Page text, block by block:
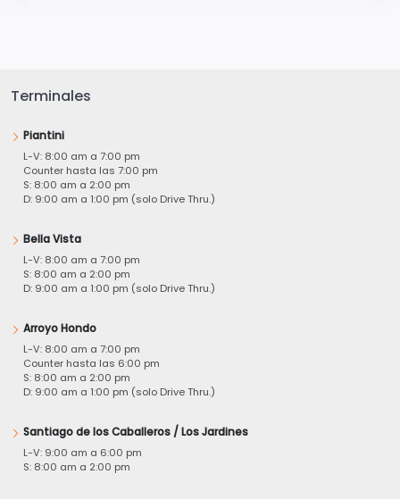
Terminales
Piantini
L-V: 8:00 am a 7:00 pm
Counter hasta las 7:00 pm
S: 8:00 am a 2:00 pm
D: 9:00 am a 1:00 pm (solo Drive Thru.)
Bella Vista
L-V: 8:00 am a 7:00 pm
S: 8:00 am a 2:00 pm
D: 9:00 am a 1:00 pm (solo Drive Thru.)
Arroyo Hondo
L-V: 8:00 am a 7:00 pm
Counter hasta las 6:00 pm
S: 8:00 am a 2:00 pm
D: 9:00 am a 1:00 pm (solo Drive Thru.)
Santiago de los Caballeros / Los Jardines
L-V: 9:00 am a 6:00 pm
S: 8:00 am a 2:00 pm